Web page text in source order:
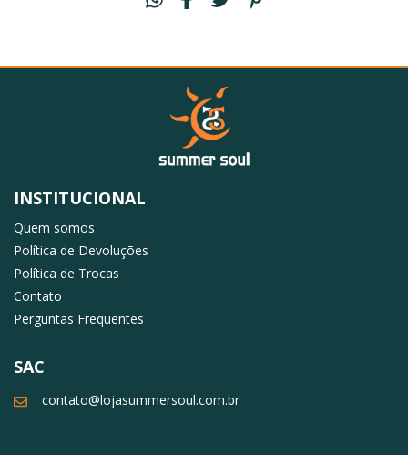
INSTITUCIONAL
Quem somos
Política de Devoluções
Política de Trocas
Contato
Perguntas Frequentes
SAC
contato@lojasummersoul.com.br